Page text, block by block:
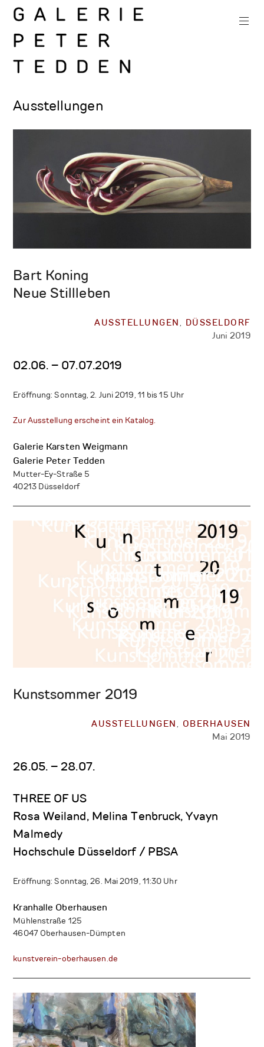
Zum
Inhalt
springen
Galerie
Peter
Tedden
Ausstellungen
Bart Koning
Neue Stillleben
AUSSTELLUNGEN , DÜSSELDORF
Juni 2019
02.06. – 07.07.2019
Eröffnung: Sonntag, 2. Juni 2019, 11 bis 15 Uhr
Zur Ausstellung erscheint ein Katalog.
Galerie Karsten Weigmann
Galerie Peter Tedden
Mutter-Ey-Straße 5
40213 Düsseldorf
Kunstsommer 2019
AUSSTELLUNGEN , OBERHAUSEN
Mai 2019
26.05. – 28.07.
THREE OF US
Rosa Weiland, Melina Tenbruck, Yvayn
Malmedy
Hochschule Düsseldorf / PBSA
Eröffnung: Sonntag, 26. Mai 2019, 11:30 Uhr
Kranhalle Oberhausen
Mühlenstraße 125
46047 Oberhausen-Dümpten
kunstverein-oberhausen.de